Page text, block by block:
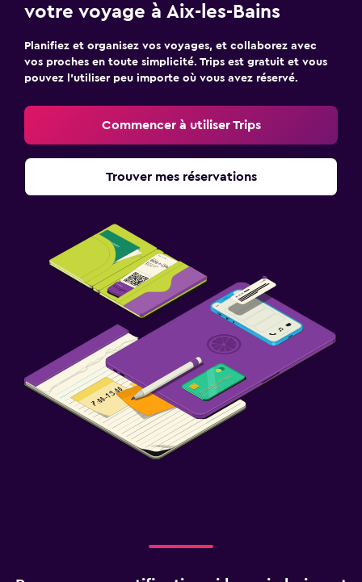
votre voyage à Aix-les-Bains
Planifiez et organisez vos voyages, et collaborez avec
vos proches en toute simplicité. Trips est gratuit et vous
pouvez l’utiliser peu importe où vous avez réservé.
Commencer à utiliser Trips
Trouver mes réservations